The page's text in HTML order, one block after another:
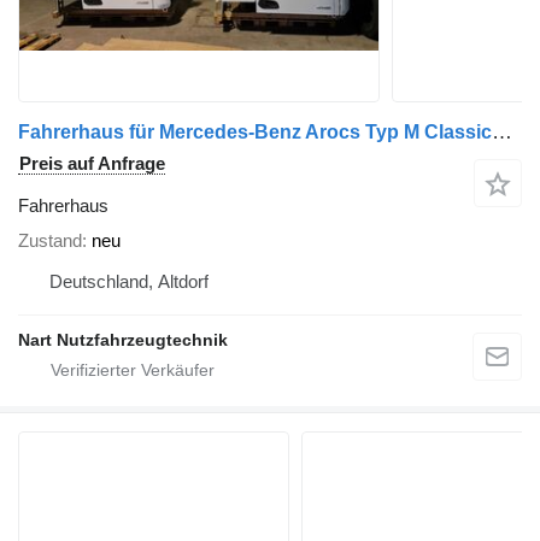
Fahrerhaus für Mercedes-Benz Arocs Typ M Classicspace LKW
Preis auf Anfrage
Fahrerhaus
Zustand neu
Deutschland, Altdorf
Nart Nutzfahrzeugtechnik